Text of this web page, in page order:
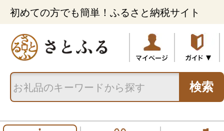
初めての方でも簡単！ふるさと納税サイト
検索